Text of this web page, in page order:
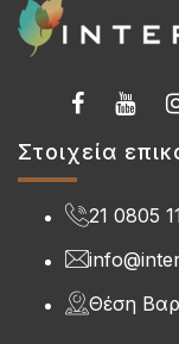
Στοιχεία
21 0805
Θέση